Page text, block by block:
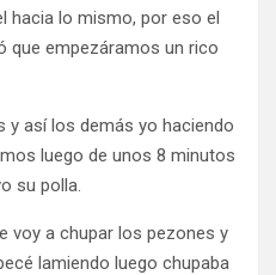
hacia lo mismo, por eso el
que empezáramos un rico
y así los demás yo haciendo
luego de unos 8 minutos
su polla.
voy a chupar los pezones y
lamiendo luego chupaba